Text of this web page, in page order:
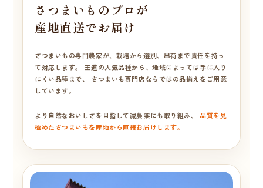
さつまいものプロが
産地直送でお届け
さつまいもの専門農家が、栽培から選別、出荷まで責任を持っ
て対応します。 王道の人気品種から、地域によっては手に入り
にくい品種まで、 さつまいも専門店ならではの品揃えをご用意
しています。
より自然なおいしさを目指して減農薬にも取り組み、 品質を見
極めたさつまいもを産地から直接お届けします。